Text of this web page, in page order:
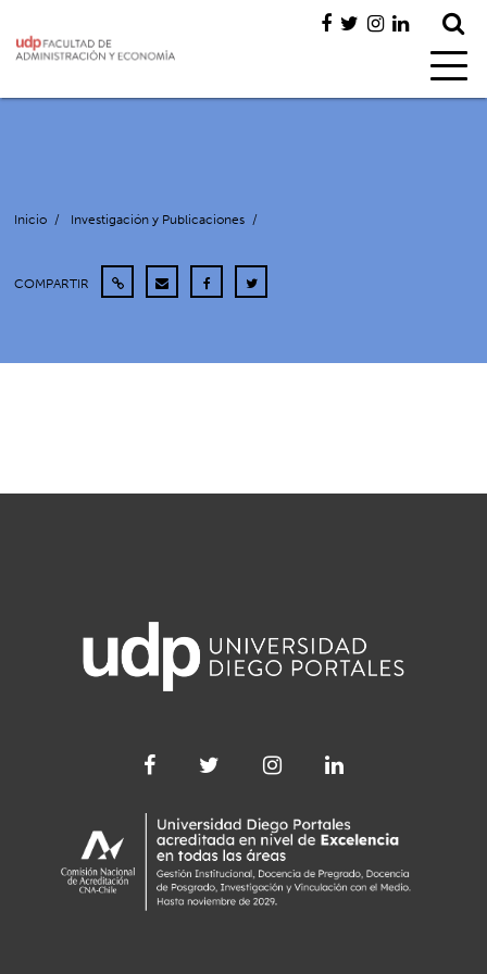
Inicio / Investigación y Publicaciones /
COMPARTIR